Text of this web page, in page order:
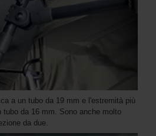
a un tubo da 19 mm e l'estremità più
tubo da 16 mm. Sono anche molto
da due.